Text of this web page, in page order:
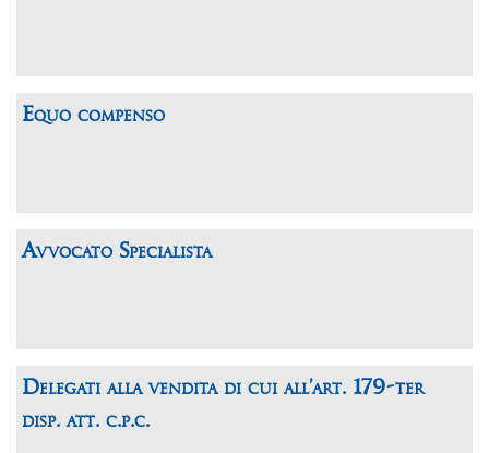
Equo compenso
Avvocato Specialista
Delegati alla vendita di cui all’art. 179-ter
disp. att. c.p.c.